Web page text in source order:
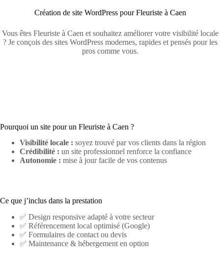
Création de site WordPress pour Fleuriste à Caen
Vous êtes Fleuriste à Caen et souhaitez améliorer votre visibilité locale
? Je conçois des sites WordPress modernes, rapides et pensés pour les
pros comme vous.
Pourquoi un site pour un Fleuriste à Caen ?
Visibilité locale : soyez trouvé par vos clients dans la région
Crédibilité : un site professionnel renforce la confiance
Autonomie : mise à jour facile de vos contenus
Ce que j’inclus dans la prestation
✅ Design responsive adapté à votre secteur
✅ Référencement local optimisé (Google)
✅ Formulaires de contact ou devis
✅ Maintenance & hébergement en option